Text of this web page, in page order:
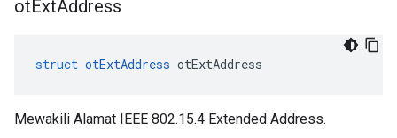
otExtAddress
struct otExtAddress otExtAddress
Mewakili Alamat IEEE 802.15.4 Extended Address.